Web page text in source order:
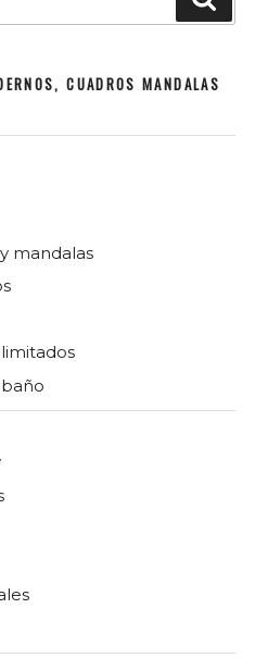
CUADROS MANDALAS
mandalas